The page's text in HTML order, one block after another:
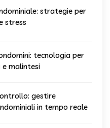
strategie per
stress
tecnologia per
malintesi
gestire
in tempo reale